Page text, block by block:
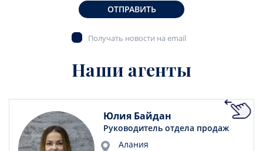
ОТПРАВИТЬ
Получать новости на email
Наши агенты
Юлия Байдан
Руководитель отдела продаж
Алания